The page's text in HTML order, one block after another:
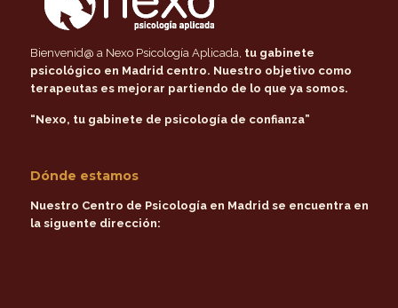
Bienvenid@ a Nexo Psicología Aplicada, tu gabinete
psicológico en Madrid centro. Nuestro objetivo como
terapeutas es mejorar partiendo de lo que ya somos.
“Nexo, tu gabinete de psicología de confianza”
Dónde estamos
Nuestro Centro de Psicología en Madrid se encuentra en
la siguente dirección: